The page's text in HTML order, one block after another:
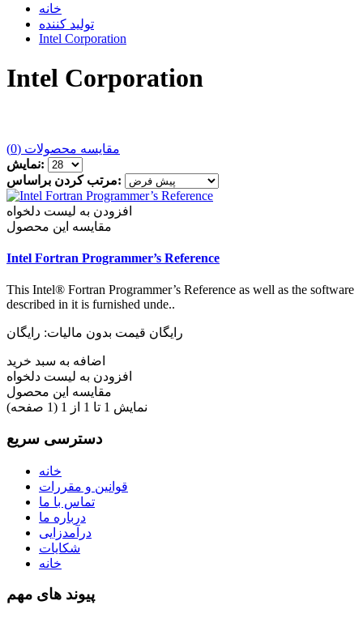
خانه
تولید کننده
Intel Corporation
Intel Corporation
مقایسه محصولات (0)
نمایش:
مرتب کردن براساس:
افزودن به لیست دلخواه
مقایسه این محصول
Intel Fortran Programmer’s Reference
This Intel® Fortran Programmer’s Reference as well as the software
described in it is furnished unde..
رایگان قیمت بدون مالیات: رایگان
اضافه به سبد خرید
افزودن به لیست دلخواه
مقایسه این محصول
نمایش 1 تا 1 از 1 (1 صفحه)
دسترسی سریع
خانه
قوانین و مقررات
تماس با ما
درباره ما
درآمدزایی
شکایات
خانه
پیوند های مهم